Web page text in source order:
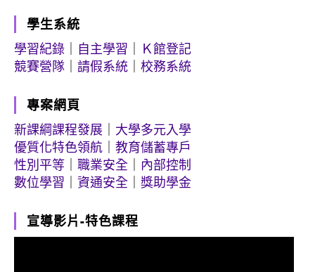
學生系統
學習紀錄
自主學習
Ｋ館登記
競賽營隊
請假系統 校務系統
專案網頁
新課綱課程發展
大學多元入學
優質化特色領航
教育儲蓄專戶
性別平等
職業安全
內部控制
數位學習
資通安全 獎助學金
宣導影片-特色課程